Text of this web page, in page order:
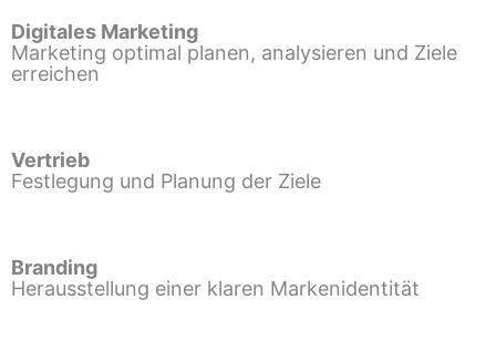
Digitales Marketing
Marketing optimal planen, analysieren und Ziele
erreichen
Vertrieb
Festlegung und Planung der Ziele
Branding
Herausstellung einer klaren Markenidentität